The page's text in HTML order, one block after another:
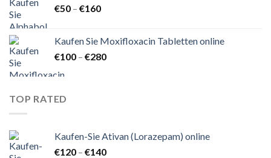
€50 – €160Preisspanne:
€160
Kaufen Sie Moxifloxacin Tabletten online
€100 – €280Preisspanne:
TOP RATED
Kaufen-Sie Ativan (Lorazepam) online
€120 – €140Preisspanne: